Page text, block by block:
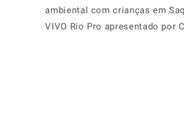
ambiental com crianças em
VIVO Rio Pro apresentado por